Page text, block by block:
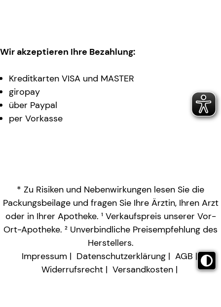
Wir akzeptieren Ihre Bezahlung:
Kreditkarten VISA und MASTER
giropay
über Paypal
per Vorkasse
* Zu Risiken und Nebenwirkungen lesen Sie die
Packungsbeilage und fragen Sie Ihre Ärztin, Ihren Arzt
oder in Ihrer Apotheke. ¹ Verkaufspreis unserer Vor-
Ort-Apotheke. ² Unverbindliche Preisempfehlung des
Herstellers.
Impressum
Datenschutzerklärung
AGB
Widerrufsrecht
Versandkosten